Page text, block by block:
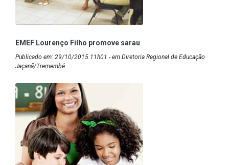
EMEF Lourenço Filho promove sarau
Publicado em: 29/10/2015 11h01 - em Diretoria Regional de Educação
Jaçanã/Tremembé